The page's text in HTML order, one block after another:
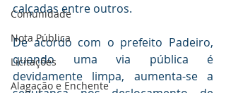
Comunidade
Nota Pública
Licitações
Alagação e Enchente
calçadas entre outros.
De acordo com o prefeito Padeiro,
quando uma via pública é
devidamente limpa, aumenta-se a